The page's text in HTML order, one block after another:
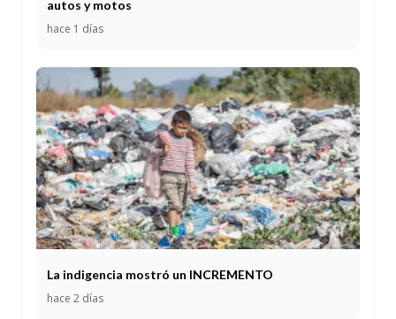
autos y motos
hace 1 días
La indigencia mostró un INCREMENTO
hace 2 días